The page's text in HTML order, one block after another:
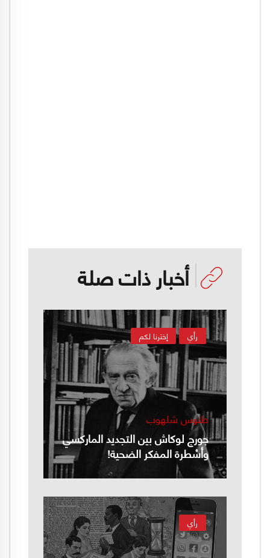
أخبار ذات صلة
إخترنا لكم رأي
طنوس شلهوب
جورج لوكاش بين التجديد الماركسي
وأسْطرة المفكر الضحية!
رأي